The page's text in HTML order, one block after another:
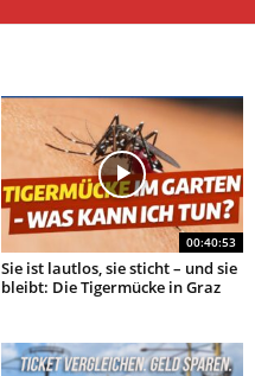
00:40:53
Sie ist lautlos, sie sticht – und sie
bleibt: Die Tigermücke in Graz